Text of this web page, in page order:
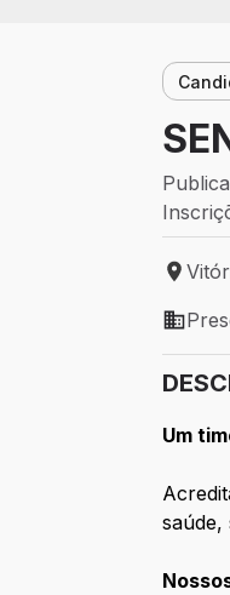
Local
Um
saúde,